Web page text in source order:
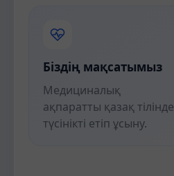
Біздің мақсатымыз
Медициналық
ақпаратты қазақ тілінде
түсінікті етіп ұсыну.